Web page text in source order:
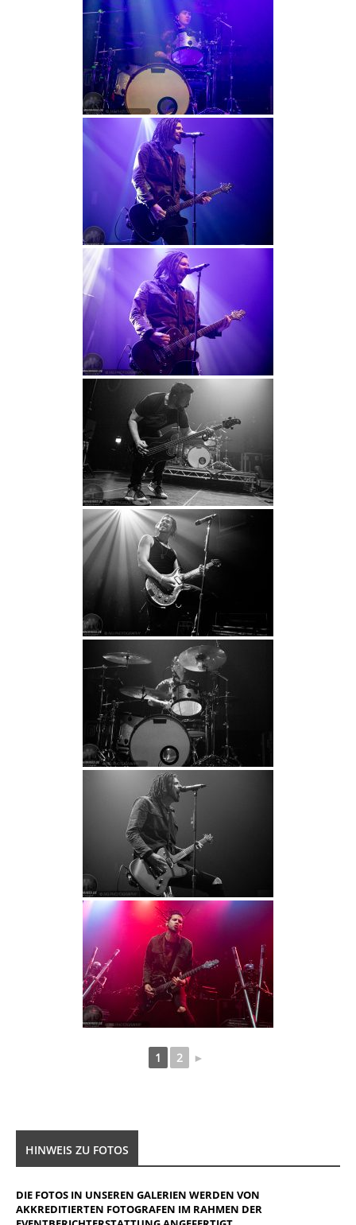
1 2 ►
HINWEIS ZU FOTOS
DIE FOTOS IN UNSEREN GALERIEN WERDEN VON
AKKREDITIERTEN FOTOGRAFEN IM RAHMEN DER